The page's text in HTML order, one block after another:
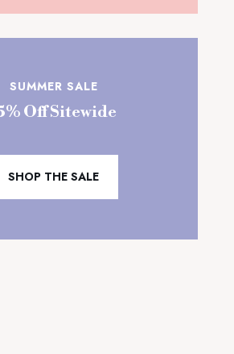
SUMMER SALE
Off Sitewide
SHOP THE SALE